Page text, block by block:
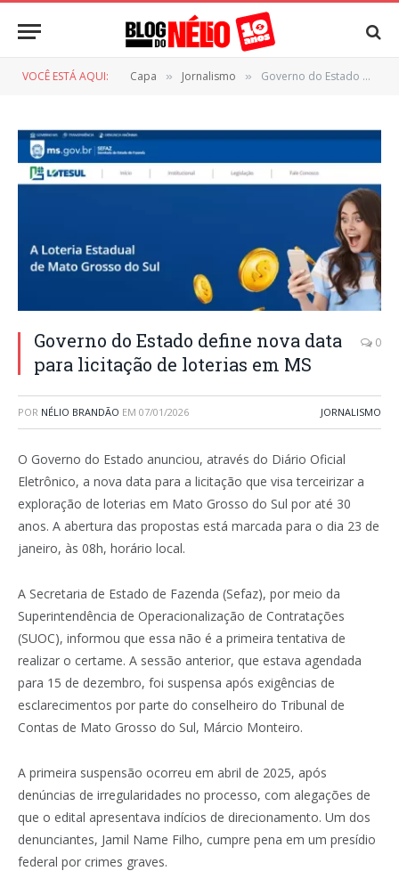
VOCÊ ESTÁ AQUI: Capa » Jornalismo » Governo do Estado define nova data para licitação de loterias em MS
Governo do Estado define nova data
para licitação de loterias em MS
0
POR NÉLIO BRANDÃO EM 07/01/2026 JORNALISMO
O Governo do Estado anunciou, através do Diário Oficial
Eletrônico, a nova data para a licitação que visa terceirizar a
exploração de loterias em Mato Grosso do Sul por até 30
anos. A abertura das propostas está marcada para o dia 23 de
janeiro, às 08h, horário local.
A Secretaria de Estado de Fazenda (Sefaz), por meio da
Superintendência de Operacionalização de Contratações
(SUOC), informou que essa não é a primeira tentativa de
realizar o certame. A sessão anterior, que estava agendada
para 15 de dezembro, foi suspensa após exigências de
esclarecimentos por parte do conselheiro do Tribunal de
Contas de Mato Grosso do Sul, Márcio Monteiro.
A primeira suspensão ocorreu em abril de 2025, após
denúncias de irregularidades no processo, com alegações de
que o edital apresentava indícios de direcionamento. Um dos
denunciantes, Jamil Name Filho, cumpre pena em um presídio
federal por crimes graves.